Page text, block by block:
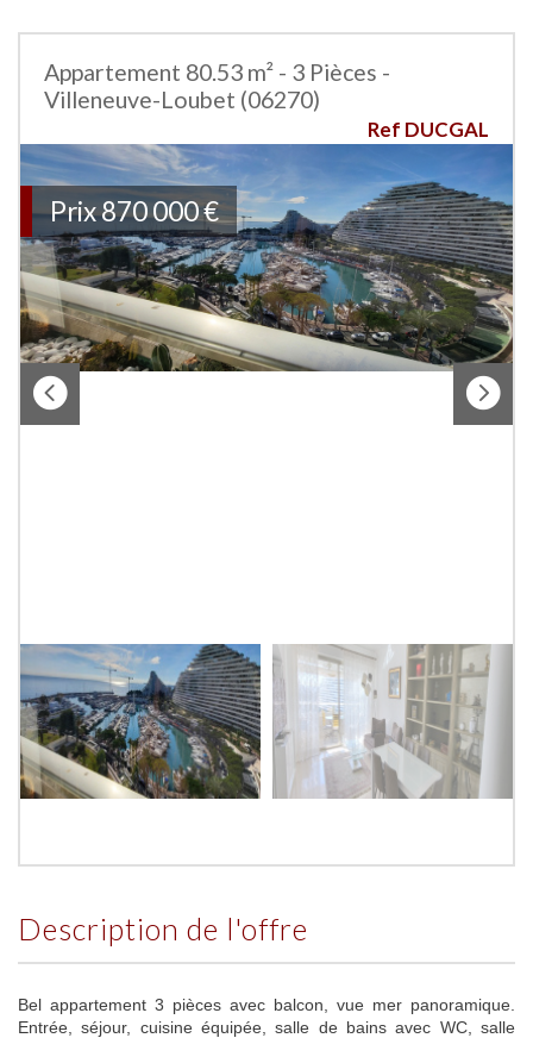
Appartement 80.53 m² - 3 Pièces -
Villeneuve-Loubet (06270)
Ref DUCGAL
Prix870 000€
description de l'offre
Bel appartement 3 pièces avec balcon, vue mer panoramique.
Entrée, séjour, cuisine équipée, salle de bains avec WC, salle